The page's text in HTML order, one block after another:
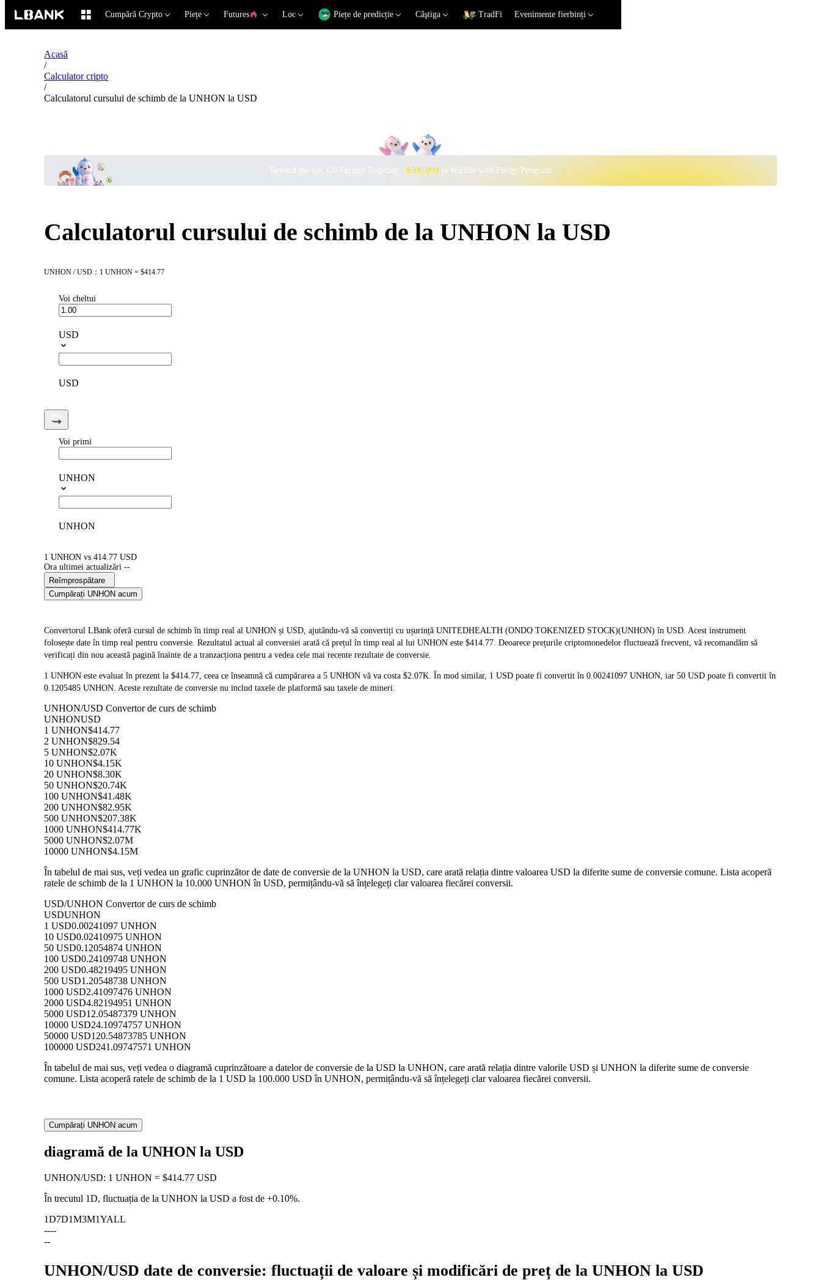
Cumpără Crypto Piețe Futures Loc Piețe de predicție Câştiga TradFi Evenimente fierbinți
Acasă
/
Calculator cripto
/
Calculatorul cursului de schimb de la UNHON la USD
Beyond the Ice, Go Further Together · $500,000to Waddle with Pudgy Penguins
Calculatorul cursului de schimb de la UNHON la USD
UNHON / USD：1 UNHON = $414.77
Voi cheltui
USD
USD
Voi primi
UNHON
UNHON
1 UNHON vs 414.77 USD
Ora ultimei actualizări --
Reîmprospătare
Cumpărați UNHON acum
Convertorul LBank oferă cursul de schimb în timp real al UNHON și USD, ajutându-vă să convertiți cu ușurință UNITEDHEALTH (ONDO TOKENIZED STOCK)(UNHON) în USD. Acest instrument
folosește date în timp real pentru conversie. Rezultatul actual al conversiei arată că prețul în timp real al lui UNHON este $414.77. Deoarece prețurile criptomonedelor fluctuează frecvent, vă recomandăm să
verificați din nou această pagină înainte de a tranzacționa pentru a vedea cele mai recente rezultate de conversie.
1 UNHON este evaluat în prezent la $414.77, ceea ce înseamnă că cumpărarea a 5 UNHON vă va costa $2.07K. În mod similar, 1 USD poate fi convertit în 0.00241097 UNHON, iar 50 USD poate fi convertit în
0.1205485 UNHON. Aceste rezultate de conversie nu includ taxele de platformă sau taxele de mineri.
UNHON/USD Convertor de curs de schimb
UNHONUSD
1 UNHON$414.77
2 UNHON$829.54
5 UNHON$2.07K
10 UNHON$4.15K
20 UNHON$8.30K
50 UNHON$20.74K
100 UNHON$41.48K
200 UNHON$82.95K
500 UNHON$207.38K
1000 UNHON$414.77K
5000 UNHON$2.07M
10000 UNHON$4.15M
În tabelul de mai sus, veți vedea un grafic cuprinzător de date de conversie de la UNHON la USD, care arată relația dintre valoarea USD la diferite sume de conversie comune. Lista acoperă
ratele de schimb de la 1 UNHON la 10.000 UNHON în USD, permițându-vă să înțelegeți clar valoarea fiecărei conversii.
USD/UNHON Convertor de curs de schimb
USDUNHON
1 USD0.00241097 UNHON
10 USD0.02410975 UNHON
50 USD0.12054874 UNHON
100 USD0.24109748 UNHON
200 USD0.48219495 UNHON
500 USD1.20548738 UNHON
1000 USD2.41097476 UNHON
2000 USD4.82194951 UNHON
5000 USD12.05487379 UNHON
10000 USD24.10974757 UNHON
50000 USD120.54873785 UNHON
100000 USD241.09747571 UNHON
În tabelul de mai sus, veți vedea o diagramă cuprinzătoare a datelor de conversie de la USD la UNHON, care arată relația dintre valorile USD și UNHON la diferite sume de conversie
comune. Lista acoperă ratele de schimb de la 1 USD la 100.000 USD în UNHON, permițându-vă să înțelegeți clar valoarea fiecărei conversii.
Cumpărați UNHON acum
diagramă de la UNHON la USD
UNHON/USD: 1 UNHON = $414.77 USD
În trecutul 1D, fluctuația de la UNHON la USD a fost de +0.10%.
1D7D1M3M1YALL
----
--
UNHON/USD date de conversie: fluctuații de valoare și modificări de preț de la UNHON la USD